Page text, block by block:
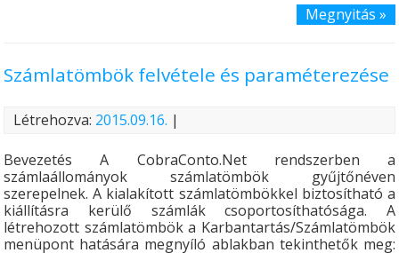
Megnyitás »
Számlatömbök felvétele és paraméterezése
Létrehozva: 2015.09.16. |
Bevezetés A CobraConto.Net rendszerben a
számlaállományok számlatömbök gyűjtőnéven
szerepelnek. A kialakított számlatömbökkel biztosítható a
kiállításra kerülő számlák csoportosíthatósága. A
létrehozott számlatömbök a Karbantartás/Számlatömbök
menüpont hatására megnyíló ablakban tekinthetők meg: